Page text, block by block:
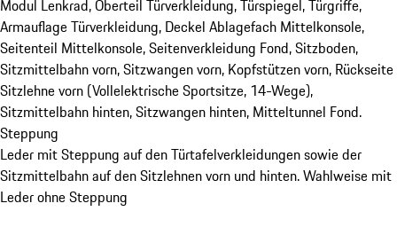
Modul Lenkrad, Oberteil Türverkleidung, Türspiegel, Türgriffe,
Armauflage Türverkleidung, Deckel Ablagefach Mittelkonsole,
Seitenteil Mittelkonsole, Seitenverkleidung Fond, Sitzboden,
Sitzmittelbahn vorn, Sitzwangen vorn, Kopfstützen vorn, Rückseite
Sitzlehne vorn (Vollelektrische Sportsitze, 14-Wege),
Sitzmittelbahn hinten, Sitzwangen hinten, Mitteltunnel Fond.
Steppung
Leder mit Steppung auf den Türtafelverkleidungen sowie der
Sitzmittelbahn auf den Sitzlehnen vorn und hinten. Wahlweise mit
Leder ohne Steppung